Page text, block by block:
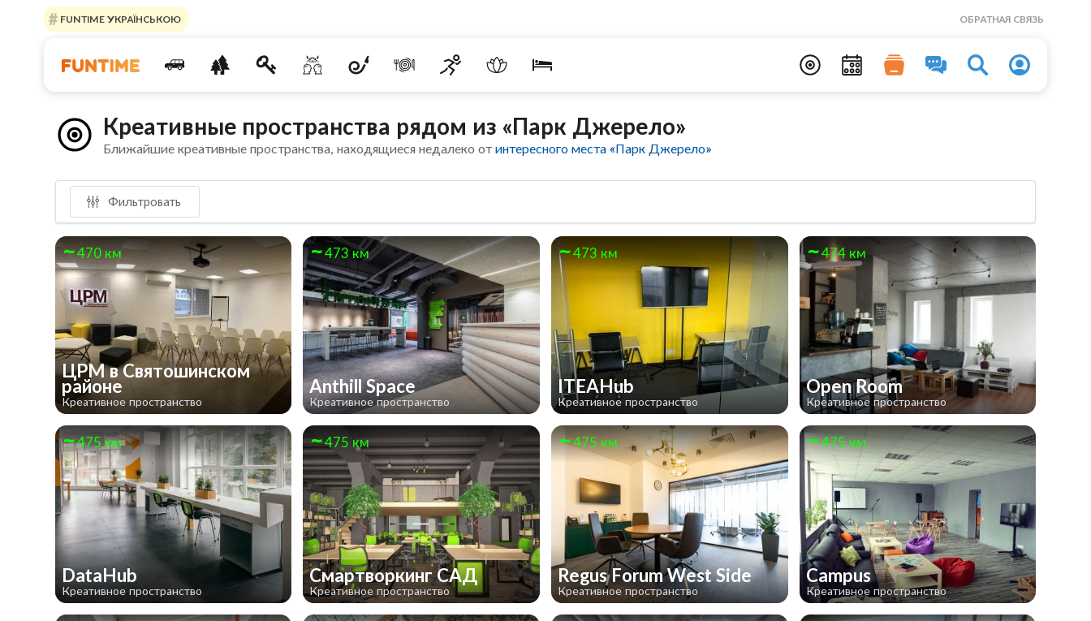
FUNTIME УКРАЇНСЬКОЮ ОБРАТНАЯ СВЯЗЬ
Креативные пространства рядом из «Парк Джерело»
Ближайшие креативные пространства, находящиеся недалеко отинтересного места «Парк Джерело»
Фильтровать
470 км
ЦРМ в Святошинском
районе
Креативное пространство
473 км
Anthill Space
Креативное пространство
473 км
ITEAHub
Креативное пространство
474 км
Open Room
Креативное пространство
475 км
DataHub
Креативное пространство
475 км
Смартворкинг САД
Креативное пространство
475 км
Regus Forum West Side
Креативное пространство
475 км
Campus
Креативное пространство